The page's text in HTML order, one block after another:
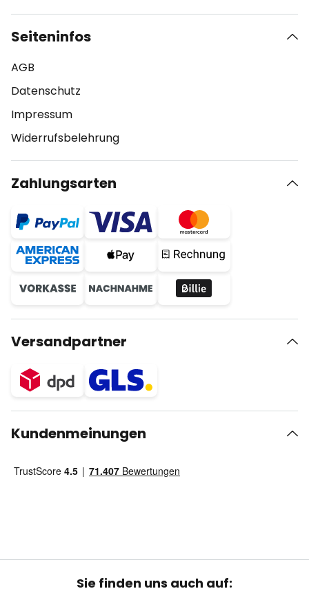
Seiteninfos
AGB
Datenschutz
Impressum
Widerrufsbelehrung
Zahlungsarten
Versandpartner
Kundenmeinungen
Sie finden uns auch auf: